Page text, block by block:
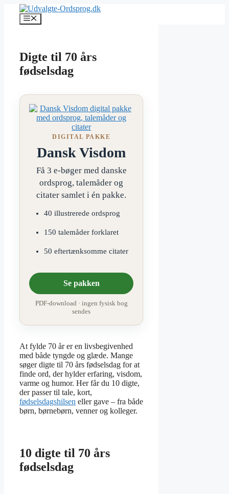
indhold
Menu
Digte til 70 års
fødselsdag
DIGITAL PAKKE
Dansk Visdom
Få 3 e-bøger med danske
ordsprog, talemåder og
citater samlet i én pakke.
40 illustrerede ordsprog
150 talemåder forklaret
50 eftertænksomme citater
Se pakken
PDF-download · ingen fysisk bog
sendes
At fylde 70 år er en livsbegivenhed
med både tyngde og glæde. Mange
søger digte til 70 års fødselsdag for at
finde ord, der hylder erfaring, visdom,
varme og humor. Her får du 10 digte,
der passer til tale, kort,
fødselsdagshilsen eller gave – fra både
børn, børnebørn, venner og kolleger.
10 digte til 70 års
fødselsdag